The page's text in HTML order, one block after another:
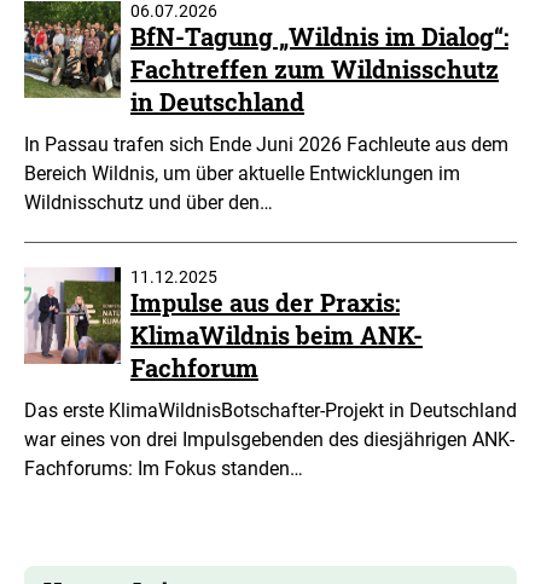
06.07.2026
BfN-Tagung „Wildnis im Dialog“:
Fachtreffen zum Wildnisschutz
in Deutschland
In Passau trafen sich Ende Juni 2026 Fachleute aus dem
Bereich Wildnis, um über aktuelle Entwicklungen im
Wildnisschutz und über den…
11.12.2025
Impulse aus der Praxis:
KlimaWildnis beim ANK-
Fachforum
Das erste KlimaWildnisBotschafter-Projekt in Deutschland
war eines von drei Impulsgebenden des diesjährigen ANK-
Fachforums: Im Fokus standen…